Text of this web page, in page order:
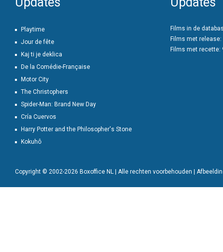
Playtime
Jour de fête
Kaj ti je deklica
De la Comédie-Française
Motor City
The Christophers
Spider-Man: Brand New Day
Cría Cuervos
Harry Potter and the Philosopher's Stone
Kokuhô
Films in de
Films met release:
Films met recette:
Copyright © 2002-2026 Boxoffice NL | Alle rechten voorbehouden |